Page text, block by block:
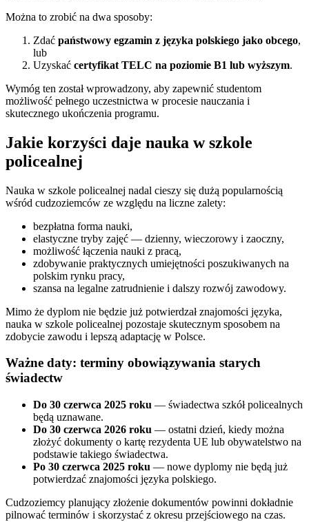
Można to zrobić na dwa sposoby:
Zdać państwowy egzamin z języka polskiego jako obcego,
lub
Uzyskać certyfikat TELC na poziomie B1 lub wyższym.
Wymóg ten został wprowadzony, aby zapewnić studentom
możliwość pełnego uczestnictwa w procesie nauczania i
skutecznego ukończenia programu.
Jakie korzyści daje nauka w szkole
policealnej
Nauka w szkole policealnej nadal cieszy się dużą popularnością
wśród cudzoziemców ze względu na liczne zalety:
bezpłatna forma nauki,
elastyczne tryby zajęć — dzienny, wieczorowy i zaoczny,
możliwość łączenia nauki z pracą,
zdobywanie praktycznych umiejętności poszukiwanych na
polskim rynku pracy,
szansa na legalne zatrudnienie i dalszy rozwój zawodowy.
Mimo że dyplom nie będzie już potwierdzał znajomości języka,
nauka w szkole policealnej pozostaje skutecznym sposobem na
zdobycie zawodu i lepszą adaptację w Polsce.
Ważne daty: terminy obowiązywania starych
świadectw
Do 30 czerwca 2025 roku — świadectwa szkół policealnych
będą uznawane.
Do 30 czerwca 2026 roku — ostatni dzień, kiedy można
złożyć dokumenty o kartę rezydenta UE lub obywatelstwo na
podstawie takiego świadectwa.
Po 30 czerwca 2025 roku — nowe dyplomy nie będą już
potwierdzać znajomości języka polskiego.
Cudzoziemcy planujący złożenie dokumentów powinni dokładnie
pilnować terminów i skorzystać z okresu przejściowego na czas.